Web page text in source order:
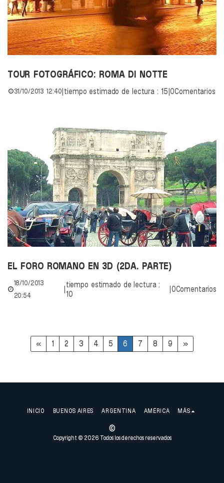
TOUR FOTOGRÁFICO: ROMA DI NOTTE
31/10/2013 12:40 tiempo estimado de lectura : 15 |0Comentarios
EL FORO ROMANO EN 3D (2DA. PARTE)
18/10/2013
20:54
tiempo estimado de lectura :
10
0Comentarios
« 1 2 3 4 5 6 7 8 9 »
©
Copyright © 2026 Todos los derechos reservados
INICIO BUENOS AIRES ARGENTINA AMÉRICA MÁS